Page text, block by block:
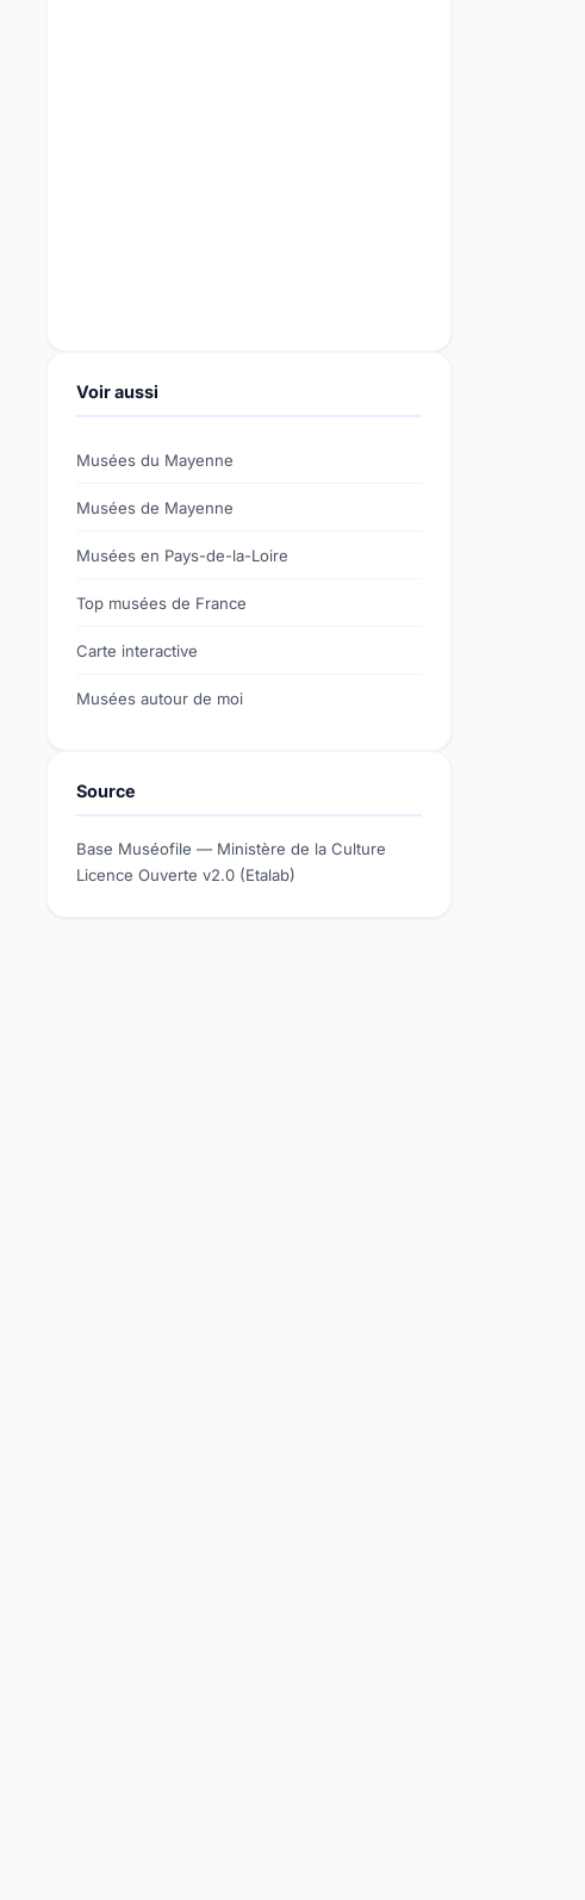
Voir aussi
Musées du Mayenne
Musées de Mayenne
Musées en Pays-de-la-Loire
Top musées de France
Carte interactive
Musées autour de moi
Source
Base Muséofile — Ministère de la Culture
Licence Ouverte v2.0 (Etalab)